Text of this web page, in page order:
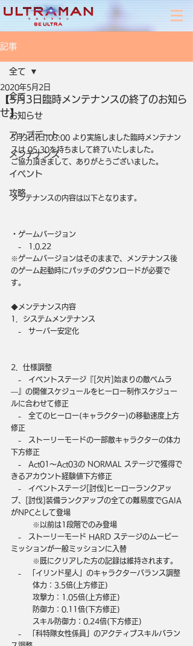
記事
全て
お知らせ
アップデート
メンテナンス
イベント
攻略
全て
【5月3日臨時メンテナンスの終了のお知ら
せ】
2020年5月2日
5月3日(日)03:00 より実施しました臨時メンテナン
スは 05:30を持ちまして終了いたしました。
ご協力頂きまして、ありがとうございました。
メンテナンスの内容は以下となります。
・ゲームバージョン
-　1.0.22
※ゲームバージョンはそのままで、メンテナンス後
のゲーム起動時にパッチのダウンロードが必要で
す。
◆メンテナンス内容
1．システムメンテナンス
-　サーバー安定化
2．仕様調整
-　イベントステージ『[欠片]始まりの敵ベムラ
―』の開催スケジュールをヒーロー制作スケジュー
ルに合わせて修正
-　全てのヒーロー(キャラクター)の移動速度上方
修正
-　ストーリーモードの一部敵キャラクターの体力
下方修正
-　Act01～Act03の NORMAL ステージで獲得で
きるアカウント経験値下方修正
-　イベントステージ[討伐]ヒーローランクアッ
プ、[討伐]装備ランクアップの全ての難易度でGAIA
がNPCとして登場
※以前は1段階でのみ登場
-　ストーリーモード HARD ステージのムービー
ミッションが一般ミッションに入替
※既にクリアした方の記録は維持されます。
-　「イリンド星人」のキャラクターバランス調整
体力：3.5倍(上方修正)
攻撃力：1.05倍(上方修正)
防御力：0.11倍(下方修正)
スキル防御力：0.24倍(下方修正)
-　「科特隊女性係員」のアクティブスキルバラン